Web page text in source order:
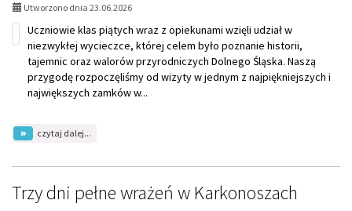
inżynierem”
Utworzono dnia 23.06.2026
Uczniowie klas piątych wraz z opiekunami wzięli udział w
niezwykłej wycieczce, której celem było poznanie historii,
tajemnic oraz walorów przyrodniczych Dolnego Śląska. Naszą
przygodę rozpoczęliśmy od wizyty w jednym z najpiękniejszych i
największych zamków w...
czytaj dalej...
z
wycieczki
klas
Trzy dni pełne wrażeń w Karkonoszach